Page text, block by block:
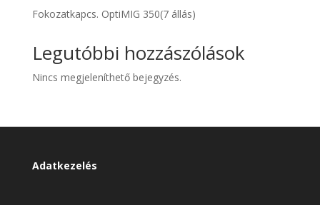
Fokozatkapcs. OptiMIG 350(7 állás)
Legutóbbi hozzászólások
Nincs megjeleníthető bejegyzés.
Adatkezelés